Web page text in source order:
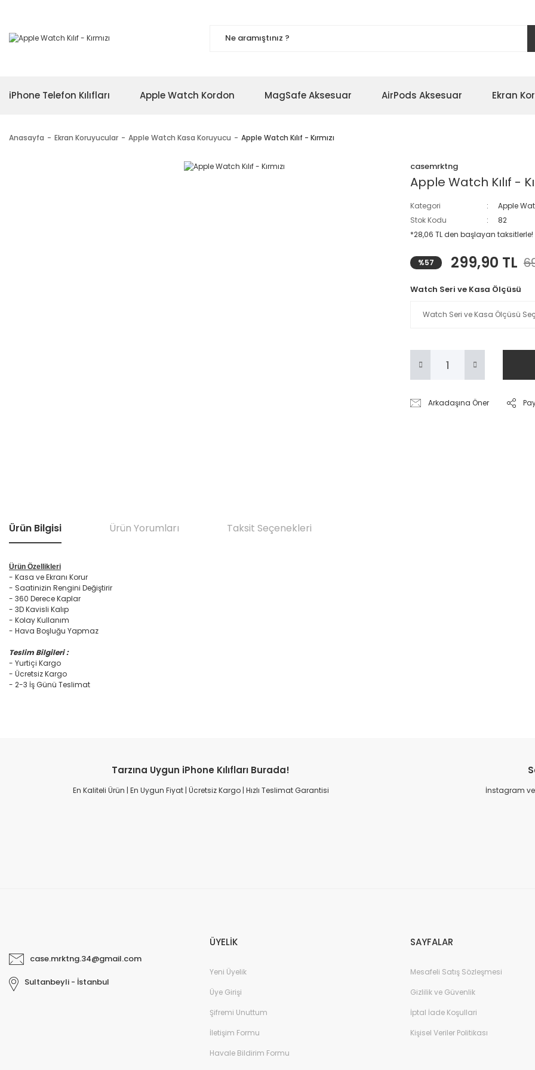
iPhone Telefon Kılıfları Apple Watch Kordon MagSafe Aksesuar AirPods Aksesuar Ekran
Anasayfa Ekran Koruyucular Apple Watch Kasa Koruyucu Apple Watch Kılıf - Kırmızı
casemrktng
Apple Watch Kılıf -
Kategori Apple
Stok Kodu
82
*28,06 TL den başlayan taksitlerle!
%57 299,90 TL
Watch Seri ve Kasa Ölçüsü
Arkadaşına Öner
Ürün Bilgisi Ürün Yorumları Taksit Seçenekleri
Ürün Özellikleri
- Kasa ve Ekranı Korur
- Saatinizin Rengini Değiştirir
- 360 Derece Kaplar
- 3D Kavisli Kalıp
- Kolay Kullanım
- Hava Boşluğu Yapmaz
Teslim Bilgileri :
- Yurtiçi Kargo
- Ücretsiz Kargo
- 2-3 İş Günü Teslimat
Tarzına Uygun iPhone Kılıfları Burada!
En Kaliteli Ürün | En Uygun Fiyat | Ücretsiz Kargo | Hızlı Teslimat Garantisi İnstagram ve
case.mrktng.34@gmail.com
Sultanbeyli - İstanbul
ÜYELİK
Yeni Üyelik
Üye Girişi
Şifremi Unuttum
İletişim Formu
Havale Bildirim Formu
SAYFALAR
Mesafeli Satış Sözleşmesi
Gizlilik ve Güvenlik
İptal İade Koşullari
Kişisel Veriler Politikası